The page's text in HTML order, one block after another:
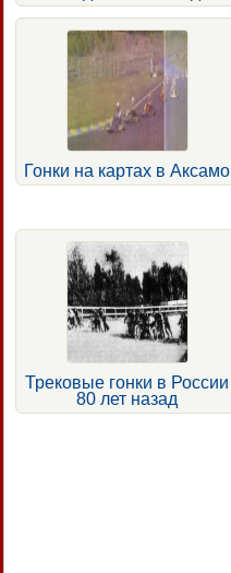
Гонки на картах в Аксамо
Трековые гонки в России
80 лет назад